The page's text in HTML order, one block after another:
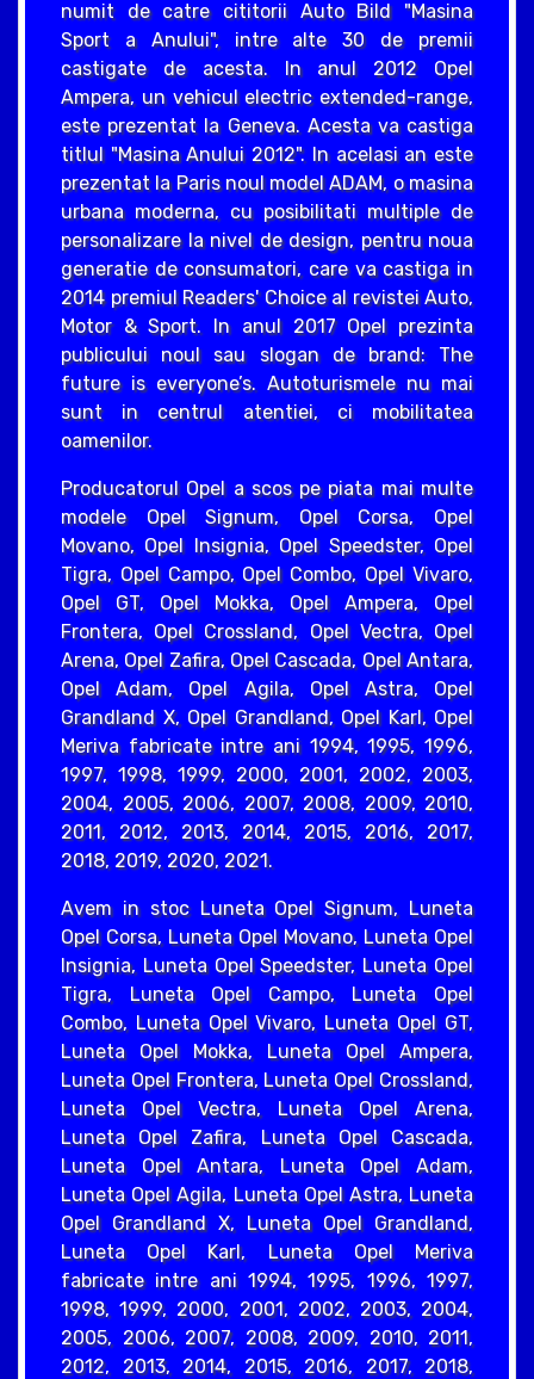
numit de catre cititorii Auto Bild "Masina
Sport a Anului", intre alte 30 de premii
castigate de acesta. In anul 2012 Opel
Ampera, un vehicul electric extended-range,
este prezentat la Geneva. Acesta va castiga
titlul "Masina Anului 2012". In acelasi an este
prezentat la Paris noul model ADAM, o masina
urbana moderna, cu posibilitati multiple de
personalizare la nivel de design, pentru noua
generatie de consumatori, care va castiga in
2014 premiul Readers' Choice al revistei Auto,
Motor & Sport. In anul 2017 Opel prezinta
publicului noul sau slogan de brand: The
future is everyone’s. Autoturismele nu mai
sunt in centrul atentiei, ci mobilitatea
oamenilor.
Producatorul Opel a scos pe piata mai multe
modele Opel Signum, Opel Corsa, Opel
Movano, Opel Insignia, Opel Speedster, Opel
Tigra, Opel Campo, Opel Combo, Opel Vivaro,
Opel GT, Opel Mokka, Opel Ampera, Opel
Frontera, Opel Crossland, Opel Vectra, Opel
Arena, Opel Zafira, Opel Cascada, Opel Antara,
Opel Adam, Opel Agila, Opel Astra, Opel
Grandland X, Opel Grandland, Opel Karl, Opel
Meriva fabricate intre ani 1994, 1995, 1996,
1997, 1998, 1999, 2000, 2001, 2002, 2003,
2004, 2005, 2006, 2007, 2008, 2009, 2010,
2011, 2012, 2013, 2014, 2015, 2016, 2017,
2018, 2019, 2020, 2021.
Avem in stoc Luneta Opel Signum, Luneta
Opel Corsa, Luneta Opel Movano, Luneta Opel
Insignia, Luneta Opel Speedster, Luneta Opel
Tigra, Luneta Opel Campo, Luneta Opel
Combo, Luneta Opel Vivaro, Luneta Opel GT,
Luneta Opel Mokka, Luneta Opel Ampera,
Luneta Opel Frontera, Luneta Opel Crossland,
Luneta Opel Vectra, Luneta Opel Arena,
Luneta Opel Zafira, Luneta Opel Cascada,
Luneta Opel Antara, Luneta Opel Adam,
Luneta Opel Agila, Luneta Opel Astra, Luneta
Opel Grandland X, Luneta Opel Grandland,
Luneta Opel Karl, Luneta Opel Meriva
fabricate intre ani 1994, 1995, 1996, 1997,
1998, 1999, 2000, 2001, 2002, 2003, 2004,
2005, 2006, 2007, 2008, 2009, 2010, 2011,
2012, 2013, 2014, 2015, 2016, 2017, 2018,